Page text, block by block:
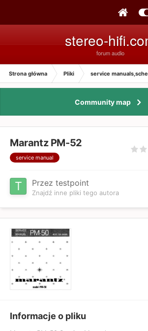
stereo-
forum audio
Strona główna Pliki service
Community map
Marantz PM-52
service manual
Przez testpoint
Znajdź inne pliki tego autora
Informacje o pliku